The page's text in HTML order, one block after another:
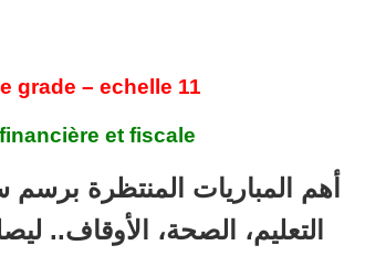
grade – echelle 11
et fiscale
أهم المباريات المنتظرة برسم
التعليم، الصحة، الأوقاف..